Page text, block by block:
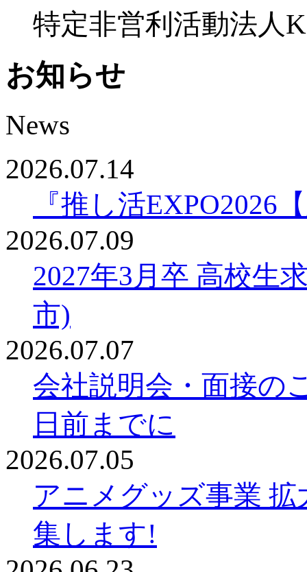
特定非営利活動法人
お知らせ
News
2026.07.14
『推し活EXPO2026
2026.07.09
2027年3月卒 高校生
市)
2026.07.07
会社説明会・面接
日前までに
2026.07.05
アニメグッズ事業
集します!